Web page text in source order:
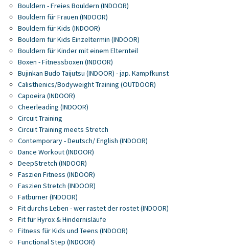
Bouldern - Freies Bouldern (INDOOR)
Bouldern für Frauen (INDOOR)
Bouldern für Kids (INDOOR)
Bouldern für Kids Einzeltermin (INDOOR)
Bouldern für Kinder mit einem Elternteil
Boxen - Fitnessboxen (INDOOR)
Bujinkan Budo Taijutsu (INDOOR) - jap. Kampfkunst
Calisthenics/Bodyweight Training (OUTDOOR)
Capoeira (INDOOR)
Cheerleading (INDOOR)
Circuit Training
Circuit Training meets Stretch
Contemporary - Deutsch/ English (INDOOR)
Dance Workout (INDOOR)
DeepStretch (INDOOR)
Faszien Fitness (INDOOR)
Faszien Stretch (INDOOR)
Fatburner (INDOOR)
Fit durchs Leben - wer rastet der rostet (INDOOR)
Fit für Hyrox & Hindernisläufe
Fitness für Kids und Teens (INDOOR)
Functional Step (INDOOR)